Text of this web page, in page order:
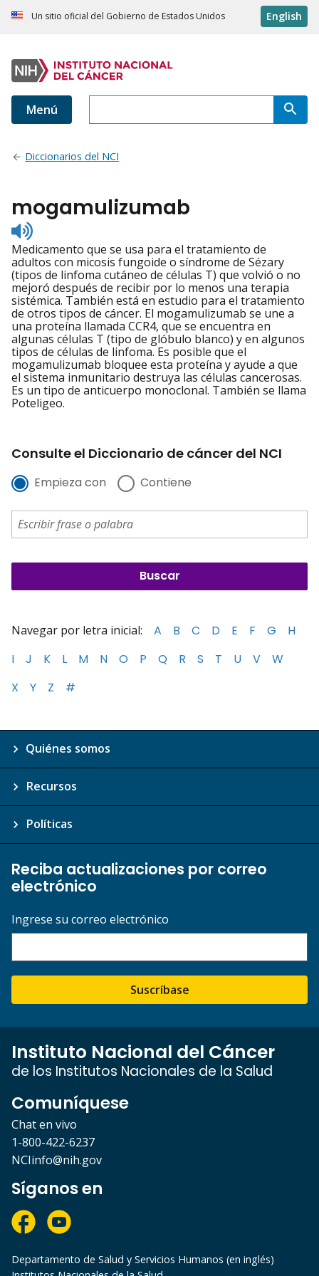
Un sitio oficial del Gobierno de Estados Unidos English
Menú
Diccionarios del NCI
mogamulizumab
Listen
to
pronunciation
Medicamento que se usa para el tratamiento de
adultos con micosis fungoide o síndrome de Sézary
(tipos de linfoma cutáneo de células T) que volvió o no
mejoró después de recibir por lo menos una terapia
sistémica. También está en estudio para el tratamiento
de otros tipos de cáncer. El mogamulizumab se une a
una proteína llamada CCR4, que se encuentra en
algunas células T (tipo de glóbulo blanco) y en algunos
tipos de células de linfoma. Es posible que el
mogamulizumab bloquee esta proteína y ayude a que
el sistema inmunitario destruya las células cancerosas.
Es un tipo de anticuerpo monoclonal. También se llama
Poteligeo.
Consulte el Diccionario de cáncer del NCI
Empieza con Contiene
Navegar por letra inicial: A B C D E F G
H
I
J K L M N O P Q R S T U V
W
X
Y Z #
Quiénes somos
Recursos
Políticas
Reciba actualizaciones por correo
electrónico
Ingrese su correo electrónico
Suscríbase
Instituto Nacional del Cáncer
de los Institutos Nacionales de la Salud
Comuníquese
Chat en vivo
1-800-422-6237
NCIinfo@nih.gov
Síganos en
Departamento de Salud y Servicios Humanos (en inglés)